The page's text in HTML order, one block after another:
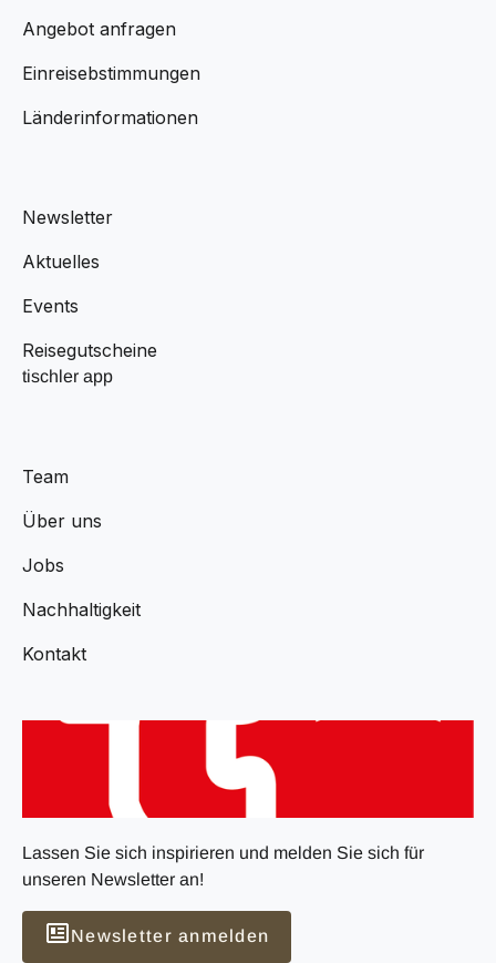
Angebot anfragen
Einreisebstimmungen
Länderinformationen
Newsletter
Aktuelles
Events
Reisegutscheine
tischler app
Team
Über uns
Jobs
Nachhaltigkeit
Kontakt
Lassen Sie sich inspirieren und melden Sie sich für
unseren Newsletter an!
Newsletter anmelden